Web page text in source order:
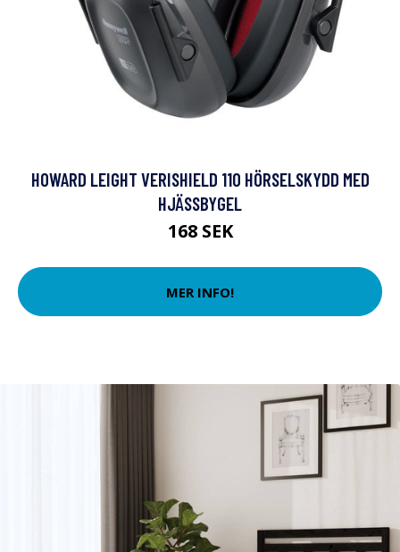
HOWARD LEIGHT VERISHIELD 110 HÖRSELSKYDD MED
HJÄSSBYGEL
168 SEK
MER INFO!